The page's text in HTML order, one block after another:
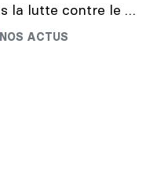
la lutte contre le …
NOS ACTUS